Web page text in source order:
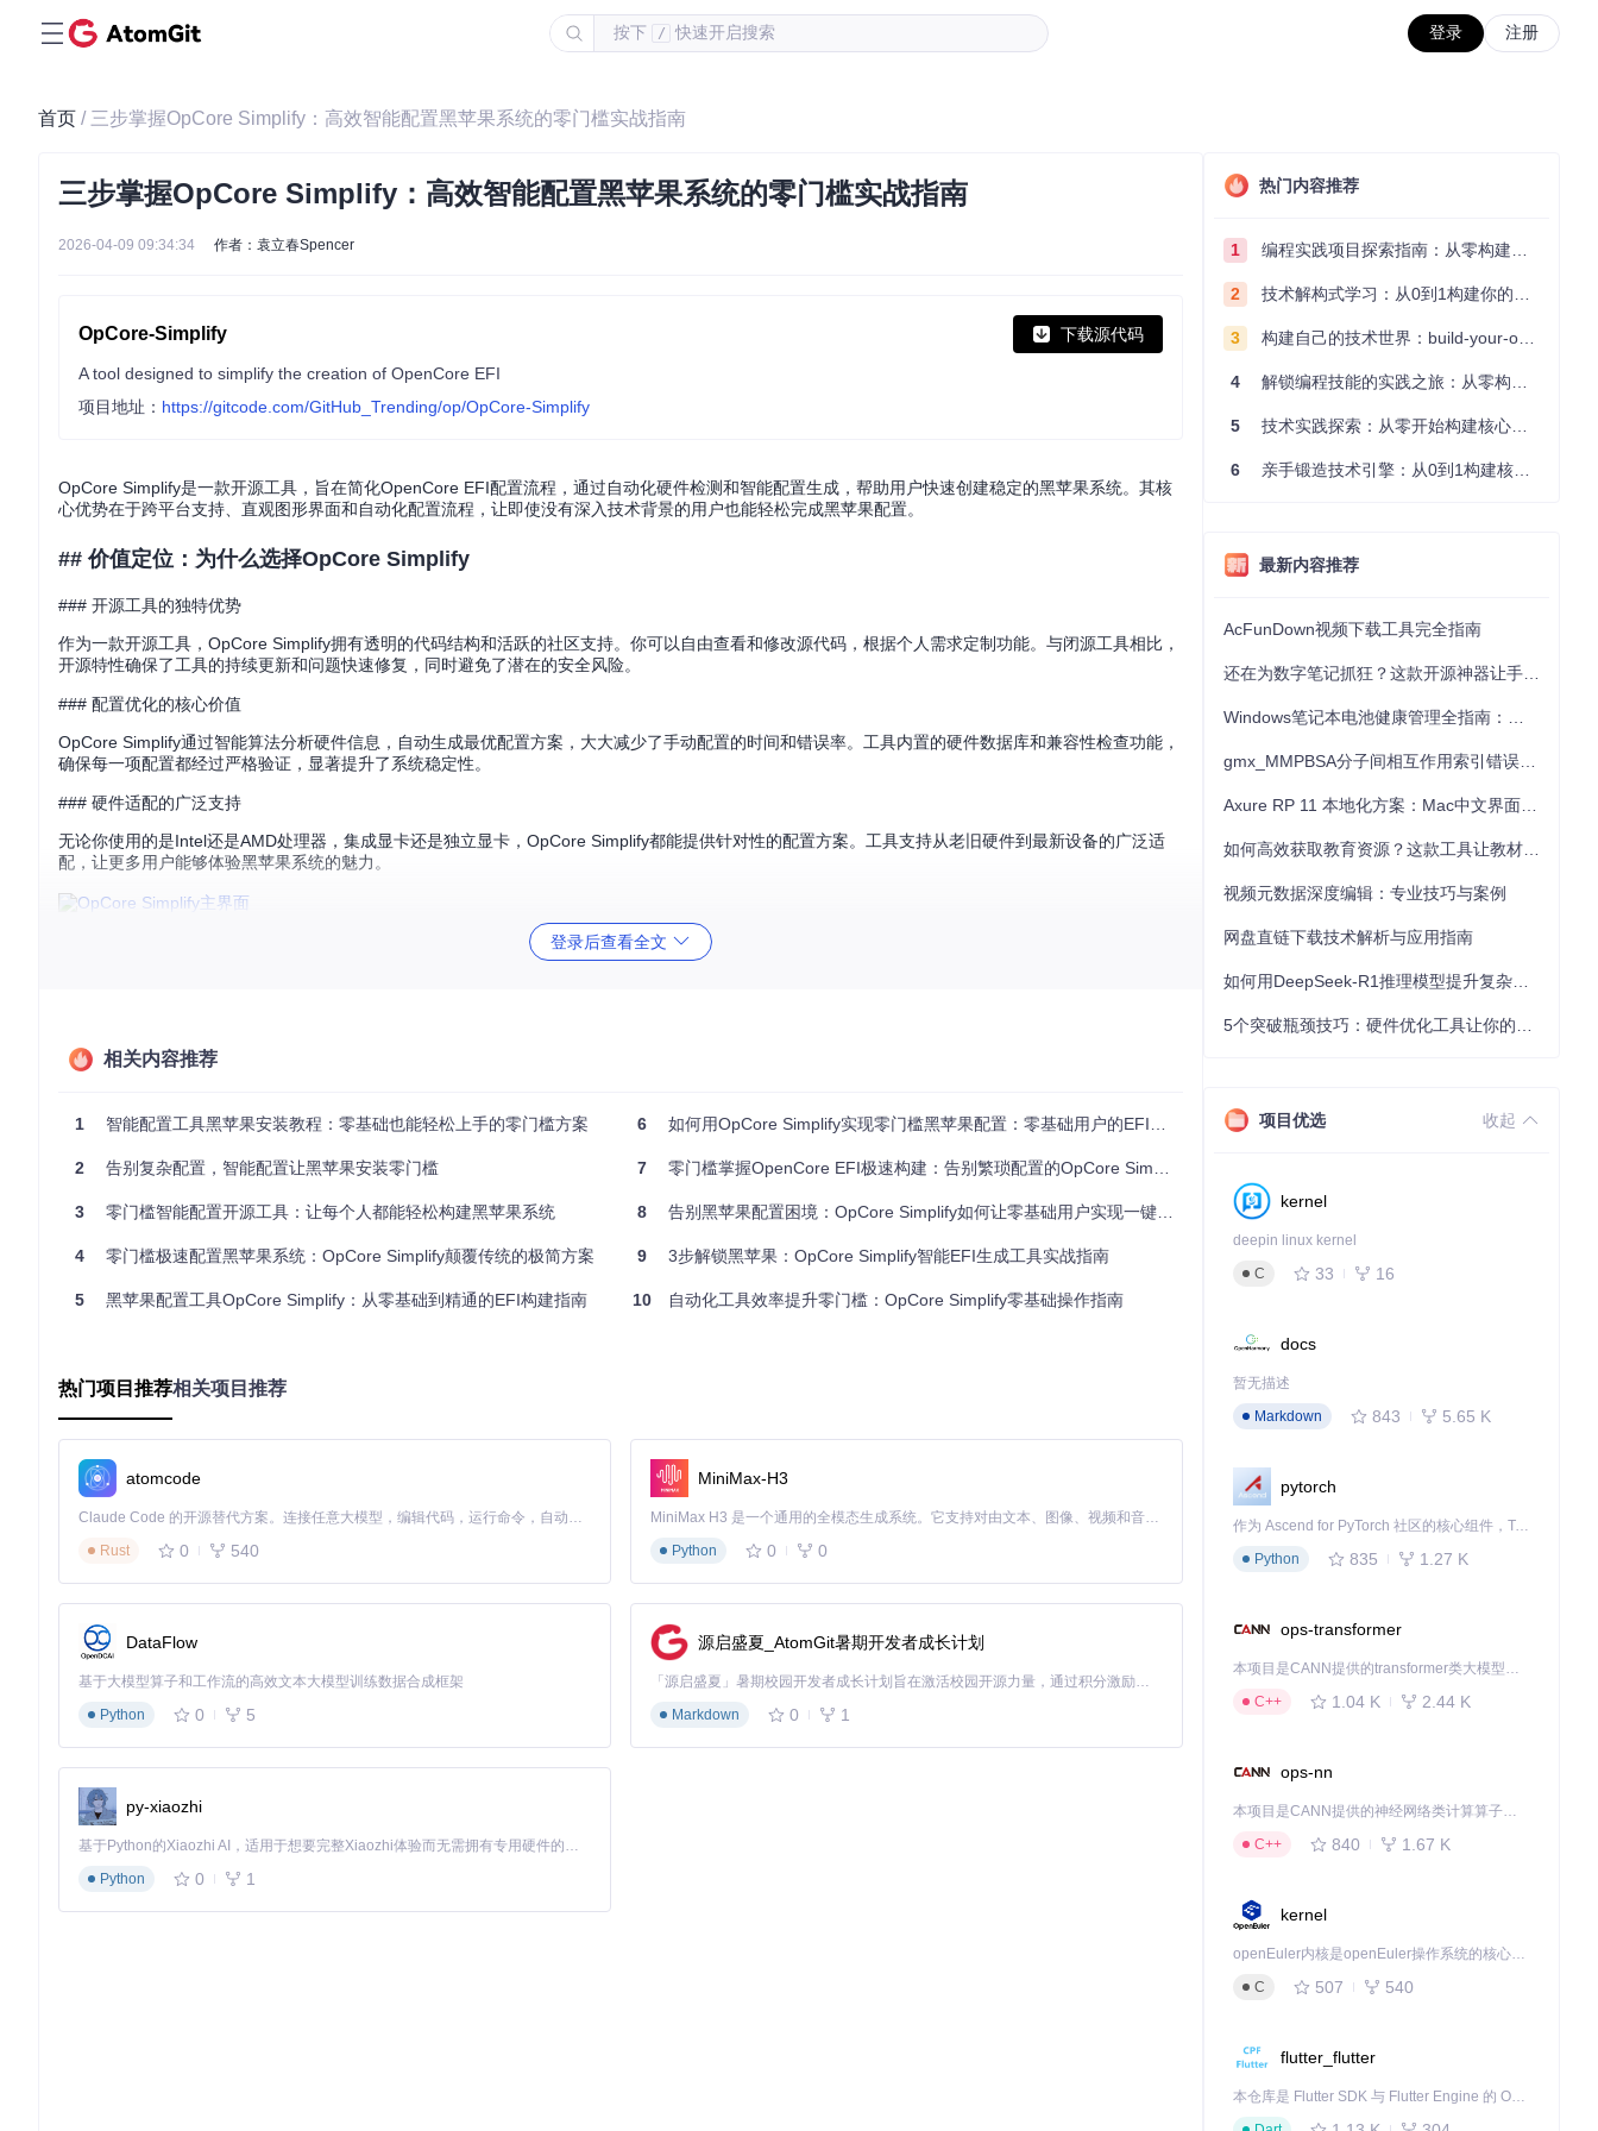
按下 / 快速开启搜索 登录 注册
首页 / 三步掌握OpCore Simplify：高效智能配置黑苹果系统的零门槛实战指南
三步掌握OpCore Simplify：高效智能配置黑苹果系统的零门槛实战指南
2026-04-09 09:34:34 作者：袁立春Spencer
OpCore-Simplify 下载源代码
A tool designed to simplify the creation of OpenCore EFI
项目地址： https://gitcode.com/GitHub_Trending/op/OpCore-Simplify
OpCore Simplify是一款开源工具，旨在简化OpenCore EFI配置流程，通过自动化硬件检测和智能配置生成，帮助用户快速创建稳定的黑苹果系统。其核
心优势在于跨平台支持、直观图形界面和自动化配置流程，让即使没有深入技术背景的用户也能轻松完成黑苹果配置。
## 价值定位：为什么选择OpCore Simplify
### 开源工具的独特优势
作为一款开源工具，OpCore Simplify拥有透明的代码结构和活跃的社区支持。你可以自由查看和修改源代码，根据个人需求定制功能。与闭源工具相比，
开源特性确保了工具的持续更新和问题快速修复，同时避免了潜在的安全风险。
### 配置优化的核心价值
OpCore Simplify通过智能算法分析硬件信息，自动生成最优配置方案，大大减少了手动配置的时间和错误率。工具内置的硬件数据库和兼容性检查功能，
确保每一项配置都经过严格验证，显著提升了系统稳定性。
### 硬件适配的广泛支持
无论你使用的是Intel还是AMD处理器，集成显卡还是独立显卡，OpCore Simplify都能提供针对性的配置方案。工具支持从老旧硬件到最新设备的广泛适
配，让更多用户能够体验黑苹果系统的魅力。
OpCore Simplify主界面展示了工具的直观设计和主要功能入口，帮助用户快速上手
在开始配置前，你需要收集详细的硬件信息。Windows用户可以直接使用工具内置的"Export Hardware Report"功能生成报告。对于macOS或Linux用户，
🔍操作要点：
确保报告包含CPU、主板、显卡、声卡和网卡等关键硬件信息
如有外接硬件（如独立显卡、USB网卡），请确保连接后再生成报告
最新版本的OpCore Simplify工具
目标macOS版本的安装镜像
用于存储生成的EFI文件的空间
### 目标系统规划
在开始配置前，建议明确以下目标：
重要提示 ：配置黑苹果系统存在一定风险，请确保提前备份重要数据，并在非生产环境中测试。
## 核心流程：准备-执行-验证三阶段配置法
### 第一阶段：准备 - 硬件兼容性检查
导入硬件报告后，工具会自动进行兼容性分析，生成详细的硬件兼容性报告。你可以查看每个硬件组件的兼容性状态，了解哪些硬件需要额外配置或驱
动。
硬件兼容性检查界面展示了各硬件组件与macOS的兼容情况
登录后查看全文
相关内容推荐
1 智能配置工具黑苹果安装教程：零基础也能轻松上手的零门槛方案
2 告别复杂配置，智能配置让黑苹果安装零门槛
3 零门槛智能配置开源工具：让每个人都能轻松构建黑苹果系统
4 零门槛极速配置黑苹果系统：OpCore Simplify颠覆传统的极简方案
5 黑苹果配置工具OpCore Simplify：从零基础到精通的EFI构建指南
6 如何用OpCore Simplify实现零门槛黑苹果配置：零基础用户的EFI自动生成指南
7 零门槛掌握OpenCore EFI极速构建：告别繁琐配置的OpCore Simplify全攻略
8 告别黑苹果配置困境：OpCore Simplify如何让零基础用户实现一键部署
9 3步解锁黑苹果：OpCore Simplify智能EFI生成工具实战指南
10 自动化工具效率提升零门槛：OpCore Simplify零基础操作指南
热门项目推荐相关项目推荐
atomcode
Claude Code 的开源替代方案。连接任意大模型，编辑代码，运行命令，自动验证 — 全自动执行。用 Rust 构建，极致性能。 ｜ An open-source alternative to Claude Code. Connect any LLM, edit code, run commands, and verify changes — autonomously. Built in Rust for speed. Get Started
Rust
0 540
MiniMax-H3
MiniMax H3 是一个通用的全模态生成系统。它支持对由文本、图像、视频和音频组成的多模态上下文进行统一理解，并能生成分辨率高达 2K、时长可达 15 秒的带原生立体声音频的视频。得益于面向任务泛化的系统设计，H3 在预训练阶段就已具备广泛的多模态上下文理解与生成能力，能够出色地执行复杂的多模态指令。
Python
0 0
DataFlow
基于大模型算子和工作流的高效文本大模型训练数据合成框架
Python
0 5
源启盛夏_AtomGit暑期开发者成长计划
「源启盛夏」暑期校园开发者成长计划旨在激活校园开源力量，通过积分激励、认证扶持、资源倾斜等形式，引导高校组织和开发者完成「入驻 — 建项目 — 做贡献 — 获认证 — 得资源」的完整闭环。无论你是想带领社团入驻平台的组织者，还是希望用代码贡献证明自己的开发者，都能在这里找到属于你的成长路径。
Markdown
0 1
py-xiaozhi
基于Python的Xiaozhi AI，适用于想要完整Xiaozhi体验而无需拥有专用硬件的用户。
Python
0 1
热门内容推荐
1 编程实践项目探索指南：从零构建技术能力体系
2 技术解构式学习：从0到1构建你的编程知识体系
3 构建自己的技术世界：build-your-own-x项目的实践探索指南
4 解锁编程技能的实践之旅：从零构建你的技术世界
5 技术实践探索：从零开始构建核心系统的实践指南
6 亲手锻造技术引擎：从0到1构建核心系统的实践指南
最新内容推荐
AcFunDown视频下载工具完全指南
视频元数据深度编辑：专业技巧与案例
网盘直链下载技术解析与应用指南
项目优选 收起
kernel
deepin linux kernel
C
33 16
docs
暂无描述
Markdown
843 5.65 K
pytorch
作为 Ascend for PyTorch 社区的核心组件，TorchNPU 是昇腾专为 PyTorch 打造的深度学习适配插件，使 PyTorch 框架能够直接调用昇腾 NPU，为开发者提供昇腾 AI 处理器的超强算力。
Python
835 1.27 K
ops-transformer
本项目是CANN提供的transformer类大模型算子库，实现网络在NPU上加速计算。
C++
1.04 K 2.44 K
ops-nn
本项目是CANN提供的神经网络类计算算子库，实现网络在NPU上加速计算。
C++
840 1.67 K
kernel
openEuler内核是openEuler操作系统的核心，既是系统性能与稳定性的基石，也是连接处理器、设备与服务的桥梁。
C
507 540
flutter_flutter
本仓库是 Flutter SDK 与 Flutter Engine 的 OpenHarmony 适配版本，由 CPF-Flutter 团队维护。开发者可使用熟悉的 Flutter 技术栈开发 OpenHarmony 应用，3.35.7 及以后的适配版本可基于本仓库源码构建支持 OpenHarmony 的 Flutter Engine。